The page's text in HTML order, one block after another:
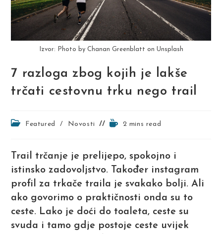
Izvor: Photo by Chanan Greenblatt on Unsplash
7 razloga zbog kojih je lakše
trčati cestovnu trku nego trail
PostFeatured / Novosti
Reading2 mins read
Trail trčanje je prelijepo, spokojno i
istinsko zadovoljstvo. Također instagram
profil za trkače traila je svakako bolji. Ali
ako govorimo o praktičnosti onda su to
ceste. Lako je doći do toaleta, ceste su
svuda i tamo gdje postoje ceste uvijek